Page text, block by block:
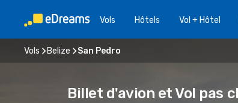
Vols Hôtels Vol + Hôtel
Vols Belize San Pedro
Billet d'avion et Vol pas